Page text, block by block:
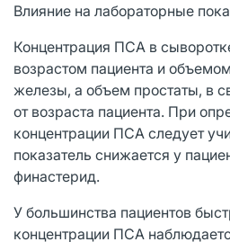
Влияние на лабораторные
Концентрация ПСА в
возрастом пациента и
железы, а объем простаты, в
от возраста пациента. При
концентрации ПСА следует
показатель снижается у
финастерид.
У большинства пациентов
концентрации ПСА